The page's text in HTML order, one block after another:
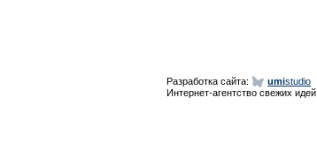
Разработка сайта: umistudio
Интернет-агентство свежих идей